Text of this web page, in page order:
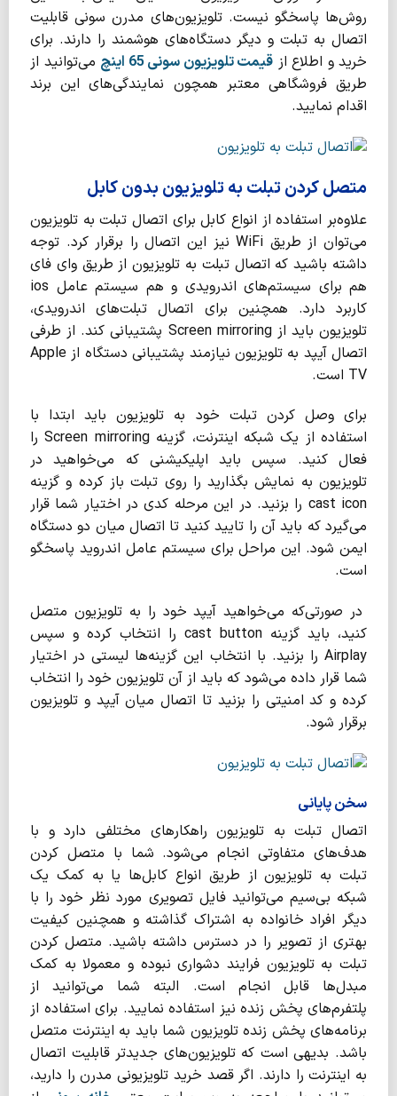
روش‌ها پاسخگو نیست. تلویزیون‌های مدرن سونی قابلیت
اتصال به تبلت و دیگر دستگاه‌های هوشمند را دارند. برای
خرید و اطلاع از قیمت تلویزیون سونی 65 اینچ
می‌توانید از
طریق فروشگاهی معتبر همچون نمایندگی‌های این برند
اقدام نمایید.
متصل کردن تبلت به تلویزیون بدون کابل
علاوه‌بر استفاده از انواع کابل برای اتصال تبلت به تلویزیون
می‌توان از طریق WiFi نیز این اتصال را برقرار کرد. توجه
داشته باشید که اتصال تبلت به تلویزیون از طریق وای فای
هم برای سیستم‌های اندرویدی و هم سیستم عامل ios
کاربرد دارد. همچنین برای اتصال تبلت‌های اندرویدی،
تلویزیون باید از Screen mirroring پشتیبانی کند. از طرفی
اتصال آیپد به تلویزیون نیازمند پشتیبانی دستگاه از Apple
TV است.
برای وصل کردن تبلت خود به تلویزیون باید ابتدا با
استفاده از یک شبکه اینترنت، گزینه Screen mirroring را
فعال کنید. سپس باید اپلیکیشنی که می‌خواهید در
تلویزیون به نمایش بگذارید را روی تبلت باز کرده و گزینه
cast icon را بزنید. در این مرحله کدی در اختیار شما قرار
می‌گیرد که باید آن را تایید کنید تا اتصال میان دو دستگاه
ایمن شود. این مراحل برای سیستم عامل اندروید پاسخگو
است.
در صورتی‌که می‌خواهید آیپد خود را به تلویزیون متصل
کنید، باید گزینه cast button را انتخاب کرده و سپس
Airplay را بزنید. با انتخاب این گزینه‌ها لیستی در اختیار
شما قرار داده می‌شود که باید از آن تلویزیون خود را انتخاب
کرده و کد امنیتی را بزنید تا اتصال میان آیپد و تلویزیون
برقرار شود.
سخن پایانی
اتصال تبلت به تلویزیون راهکارهای مختلفی دارد و با
هدف‌های متفاوتی انجام می‌شود. شما با متصل کردن
تبلت به تلویزیون از طریق انواع کابل‌ها یا به کمک یک
شبکه بی‌سیم می‌توانید فایل تصویری مورد نظر خود را با
دیگر افراد خانواده به اشتراک گذاشته و همچنین کیفیت
بهتری از تصویر را در دسترس داشته باشید. متصل کردن
تبلت به تلویزیون فرایند دشواری نبوده و معمولا به کمک
مبدل‌ها قابل انجام است. البته شما می‌توانید از
پلتفرم‌های پخش زنده نیز استفاده نمایید. برای استفاده از
برنامه‌های پخش زنده تلویزیون شما باید به اینترنت متصل
باشد. بدیهی است که تلویزیون‌های جدیدتر قابلیت اتصال
به اینترنت را دارند. اگر قصد خرید تلویزیونی مدرن را دارید،